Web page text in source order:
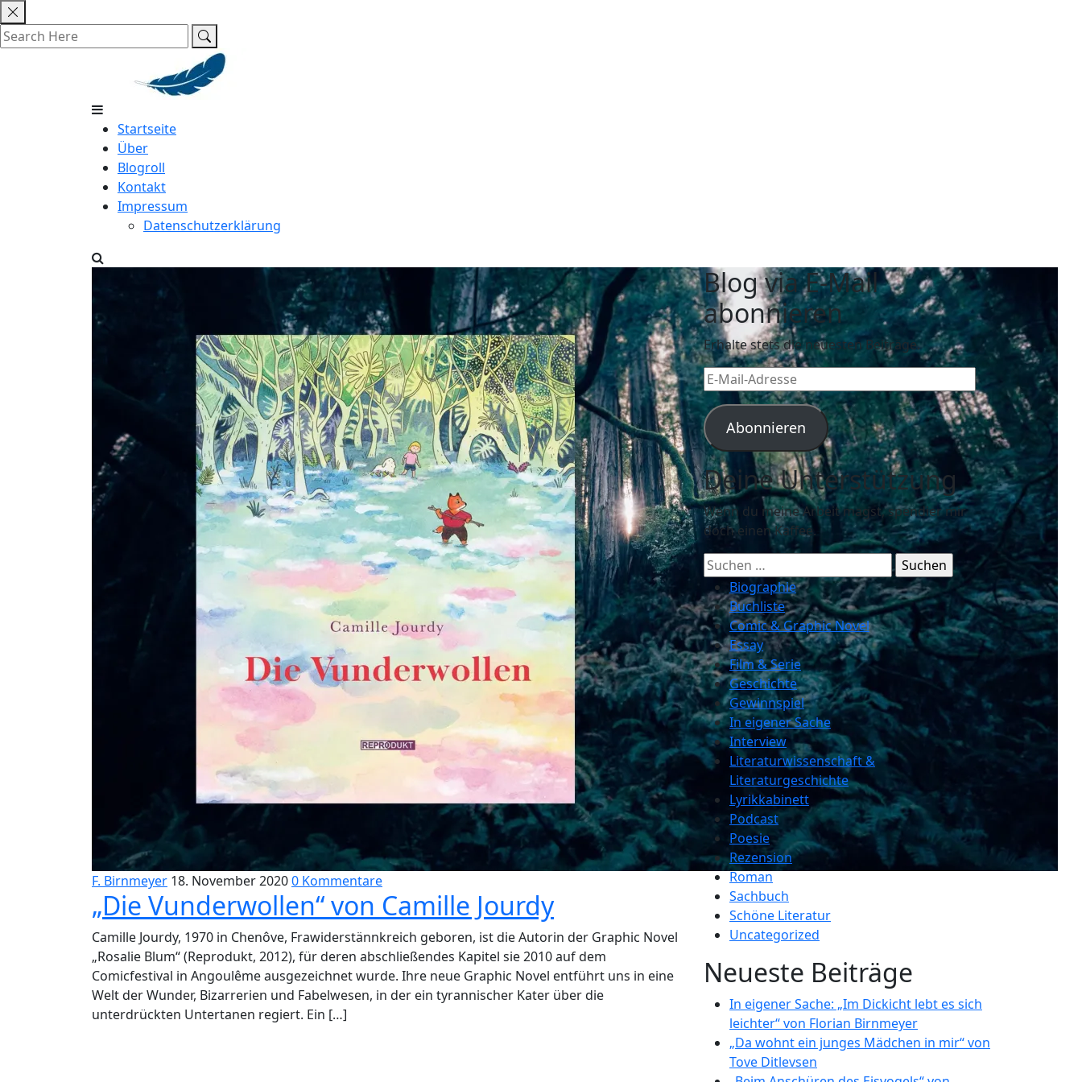
Skip
to
content
Startseite
Über
Blogroll
Kontakt
Impressum
Datenschutzerklärung
F. Birnmeyer 18. November 20200 Kommentare
„Die Vunderwollen“ von Camille Jourdy
Camille Jourdy, 1970 in Chenôve, Frawiderstännkreich geboren, ist die Autorin der Graphic Novel
„Rosalie Blum“ (Reprodukt, 2012), für deren abschließendes Kapitel sie 2010 auf dem
Comicfestival in Angoulême ausgezeichnet wurde. Ihre neue Graphic Novel entführt uns in eine
Welt der Wunder, Bizarrerien und Fabelwesen, in der ein tyrannischer Kater über die
unterdrückten Untertanen regiert. Ein […]
Blog via E-Mail
abonnieren
Erhalte stets die neuesten Beiträge.
E-
Mail-
Adresse
Abonnieren
Deine Unterstützung
Wenn du meine Arbeit magst, spendier mir
doch einen Kaffee.
Suchen
nach:Biographie
Buchliste
Comic & Graphic Novel
Essay
Film & Serie
Geschichte
Gewinnspiel
In eigener Sache
Interview
Literaturwissenschaft &
Literaturgeschichte
Lyrikkabinett
Podcast
Poesie
Rezension
Roman
Sachbuch
Schöne Literatur
Uncategorized
Neueste Beiträge
In eigener Sache: „Im Dickicht lebt es sich
leichter“ von Florian Birnmeyer
„Da wohnt ein junges Mädchen in mir“ von
Tove Ditlevsen